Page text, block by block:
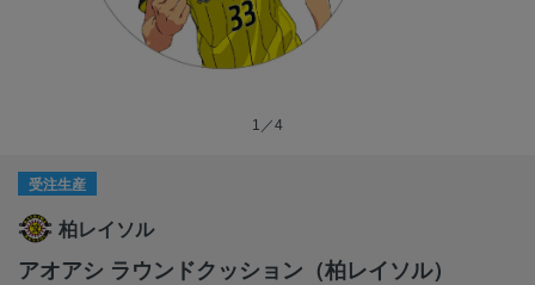
1／4
受注生産
柏レイソル
アオアシ ラウンドクッション（柏レイソル）